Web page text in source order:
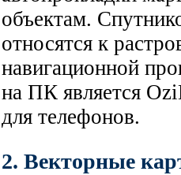
объектам.
относятся к
навигационной
на ПК является
для телефонов.
2. Векторные